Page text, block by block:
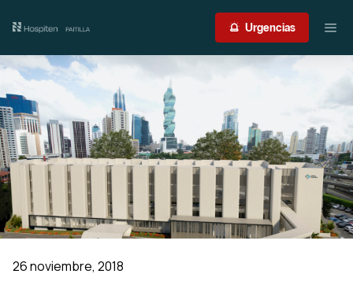
Urgencias
Guía del paciente
Atención médica
Servicios
International Patient
Contacto
26 noviembre, 2018